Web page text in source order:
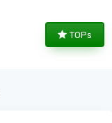
TOPs